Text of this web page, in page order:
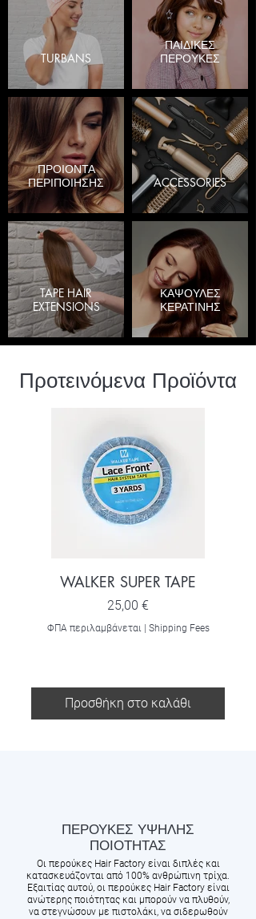
TURBANS
ΠΑΙΔΙΚΕΣ
ΠΕΡΟΥΚΕΣ
ΠΡΟΙΟΝΤΑ
ΠΕΡΙΠΟΙΗΣΗΣ
ACCESSORIES
TAPE HAIR
EXTENSIONS
ΚΑΨΟΥΛΕΣ
ΚΕΡΑΤΙΝΗΣ
Προτεινόμενα Προϊόντα
WALKER SUPER TAPE
Τιμή
25,00 €
ΦΠΑ περιλαμβάνεται | Shipping Fees
Προσθήκη στο καλάθι
ΠΕΡΟΥΚΕΣ ΥΨΗΛΗΣ
ΠΟΙΟΤΗΤΑΣ
Οι περούκες Hair Factory είναι διπλές και
κατασκευάζονται από 100% ανθρώπινη τρίχα.
Εξαιτίας αυτού, οι περούκες Hair Factory είναι
ανώτερης ποιότητας και μπορούν να πλυθούν,
να στεγνώσουν με πιστολάκι, να σιδερωθούν